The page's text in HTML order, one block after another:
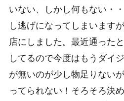
いない、しかし何もない・
し逃げになってしまいます
店にしました。最近通った
してるので今度はもうダイ
が無いのが少し物足りない
ってられない！そろそろ決